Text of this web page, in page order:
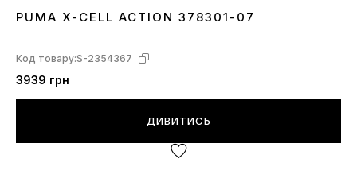
364242.5
PUMA X-CELL ACTION 378301-07
Код товару:S-2354367
3939 грн
ДИВИТИСЬ